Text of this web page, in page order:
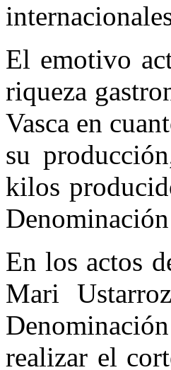
El emotivo
riqueza
Vasca en
su
kilos
En los actos
Mari
realizar el